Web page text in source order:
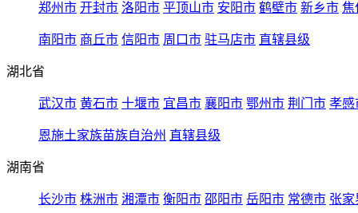
郑州市 开封市 洛阳市 平顶山市 安阳市 鹤壁市 新乡市 焦
南阳市 商丘市 信阳市 周口市 驻马店市 直辖县级
湖北省
武汉市 黄石市 十堰市 宜昌市 襄阳市 鄂州市 荆门市 孝感
恩施土家族苗族自治州 直辖县级
湖南省
长沙市 株洲市 湘潭市 衡阳市 邵阳市 岳阳市 常德市 张家